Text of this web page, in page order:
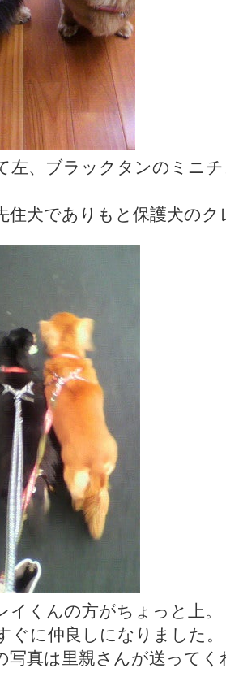
左、ブラックタンのミニ
住犬でありもと保護犬の
イくんの方がちょっと上。
ぐに仲良しになりました。
写真は里親さんが送って